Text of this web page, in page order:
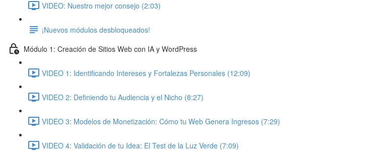
VIDEO: Nuestro mejor consejo (2:03)
¡Nuevos módulos desbloqueados!
Módulo 1: Creación de Sitios Web con IA y WordPress
VIDEO 1: Identificando Intereses y Fortalezas Personales (12:09)
VIDEO 2: Definiendo tu Audiencia y el Nicho (8:27)
VIDEO 3: Modelos de Monetización: Cómo tu Web Genera Ingresos (7:29)
VIDEO 4: Validación de tu Idea: El Test de la Luz Verde (7:09)